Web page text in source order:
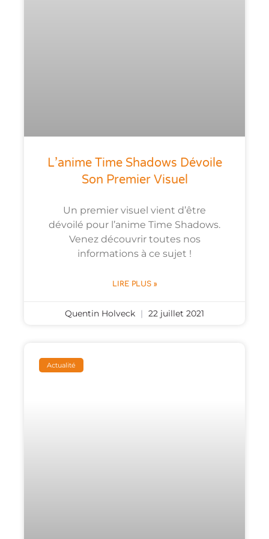
L’anime Time Shadows Dévoile
Son Premier Visuel
Un premier visuel vient d’être
dévoilé pour l’anime Time Shadows.
Venez découvrir toutes nos
informations à ce sujet !
LIRE PLUS »
Quentin Holveck 22 juillet 2021
Actualité